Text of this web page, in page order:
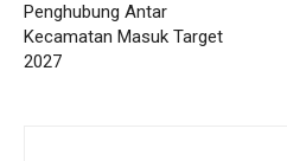
Penghubung Antar
Kecamatan Masuk Target
2027